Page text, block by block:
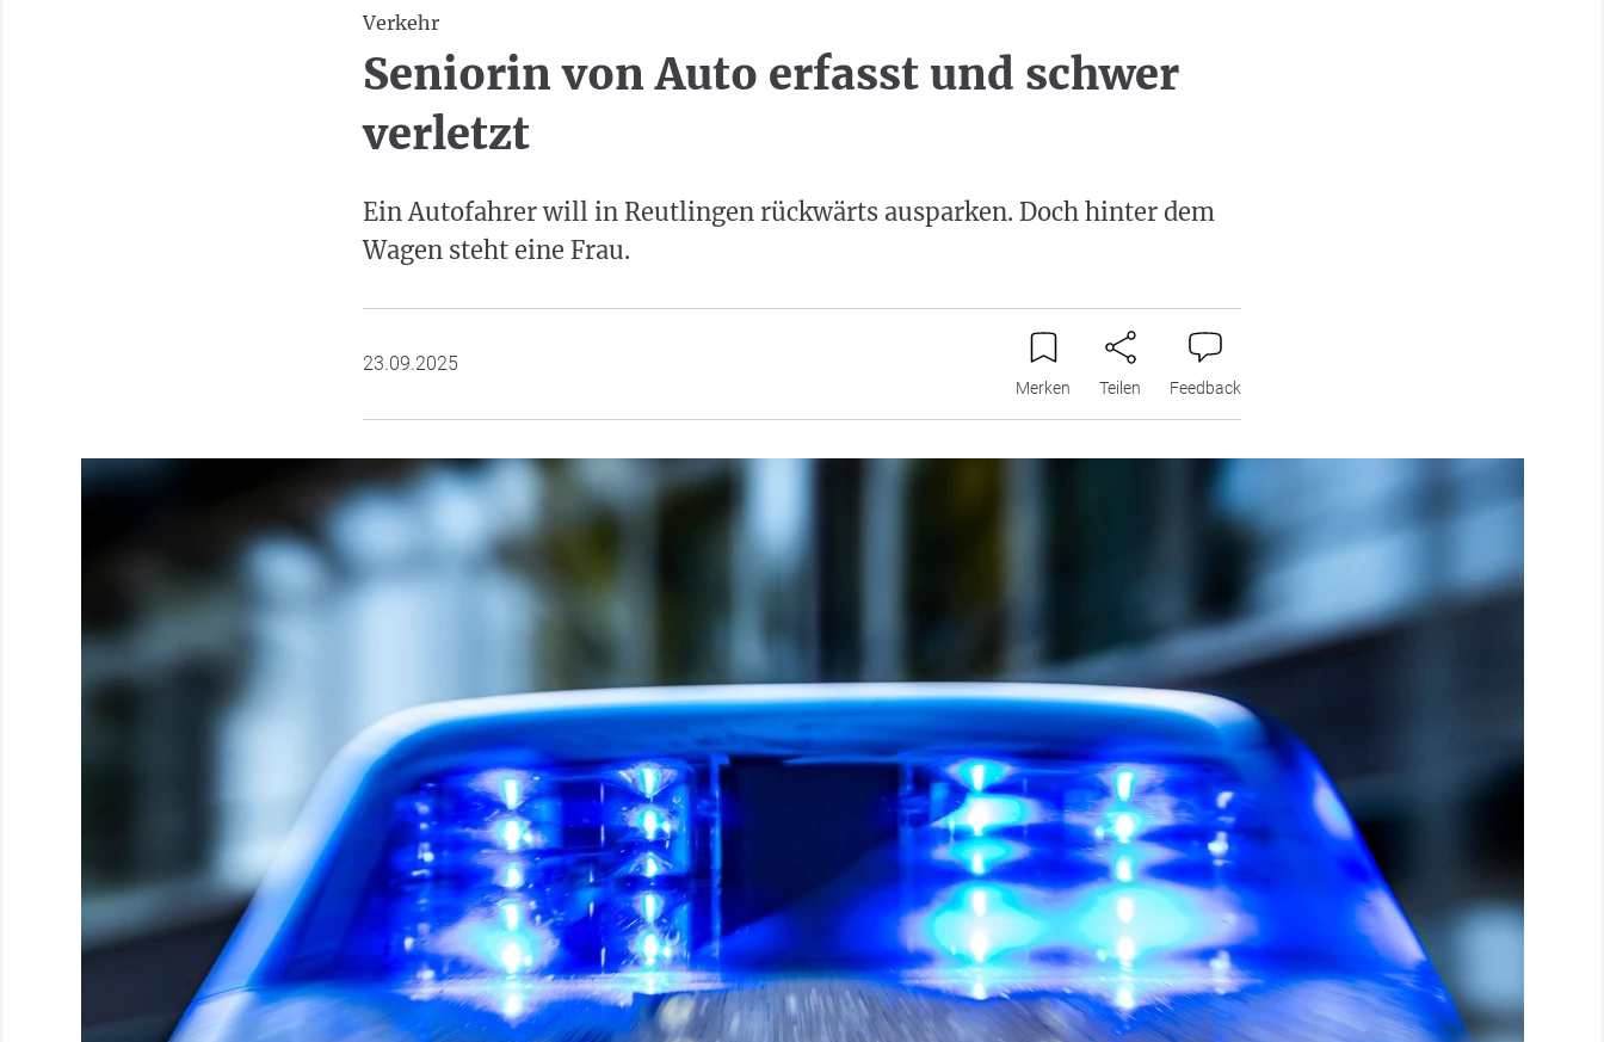
Verkehr
Seniorin von Auto erfasst und schwer
verletzt
Ein Autofahrer will in Reutlingen rückwärts ausparken. Doch hinter dem
Wagen steht eine Frau.
23.09.2025
Merken Teilen Feedback